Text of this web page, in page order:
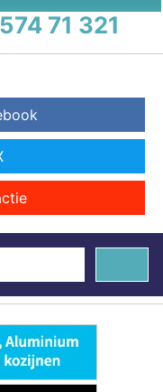
71 321